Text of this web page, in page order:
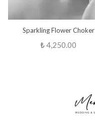
Sparkling Flower Choker
₺ 4,250.00